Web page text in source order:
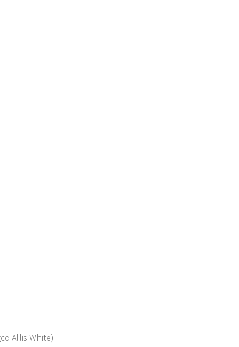
Allis White)